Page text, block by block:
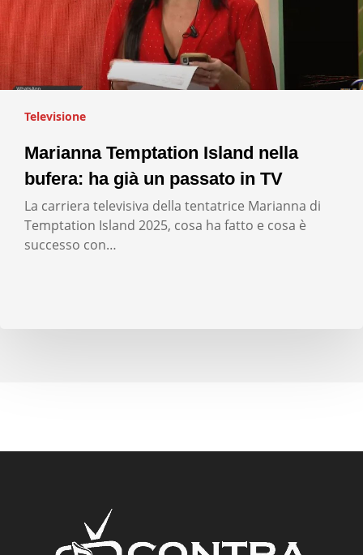
Televisione
Marianna Temptation Island nella
bufera: ha già un passato in TV
La carriera televisiva della tentatrice Marianna di
Temptation Island 2025, cosa ha fatto e cosa è
successo con…